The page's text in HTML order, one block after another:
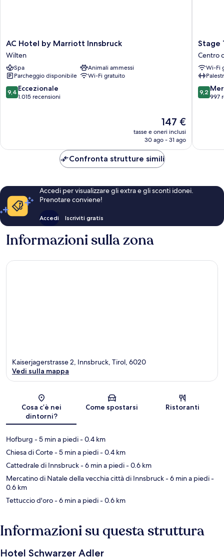
AC
Hotel
by
Marriott
Innsbruck
Wilten
AC Hotel by Marriott Innsbruck
Wilten
Spa
Animali ammessi
Parcheggio disponibile
Wi-Fi gratuito
9.4
su
9,4 Eccezionale
1.015 recensioni
Il
prezzo
attuale
147 €
147 €
tasse e oneri inclusi
30 ago - 31 ago
Stage
12
Hotel
by
Penz
Centro
città
Stage
Centro
Wi-Fi
9.2
su
9,2
997
Confronta strutture simili
Accedi per visualizzare gli extra e gli sconti idonei.
Prenotare conviene!
Accedi Iscriviti gratis
Informazioni sulla zona
Mappa
Kaiserjagerstrasse 2, Innsbruck, Tirol, 6020
Vedi sulla mappa
Cosa c’è nei
dintorni?
Come spostarsi Ristoranti
Hofburg - 5 min a piedi- 0.4 km
Chiesa di Corte- 5 min a piedi- 0.4 km
Cattedrale di Innsbruck- 6 min a piedi- 0.6 km
Mercatino di Natale della vecchia città di Innsbruck- 6 min a piedi-
0.6 km
Tettuccio d'oro- 6 min a piedi- 0.6 km
Informazioni su questa struttura
Hotel Schwarzer Adler